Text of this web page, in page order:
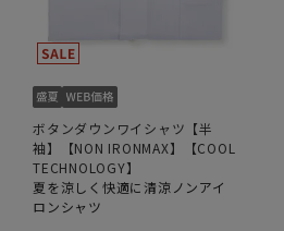
ボタンダウンワイシャツ【半
袖】【NON IRONMAX】【COOL
TECHNOLOGY】
夏を涼しく快適に清涼ノンアイ
ロンシャツ